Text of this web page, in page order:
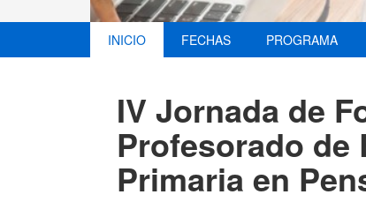
INICIO FECHAS PROGRAMA
IV Jornada de
Profesorado
Primaria en